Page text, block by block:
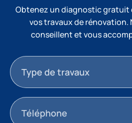
Obtenez un diagnostic gratuit
vos travaux de rénovation.
conseillent et vous
Type de travaux